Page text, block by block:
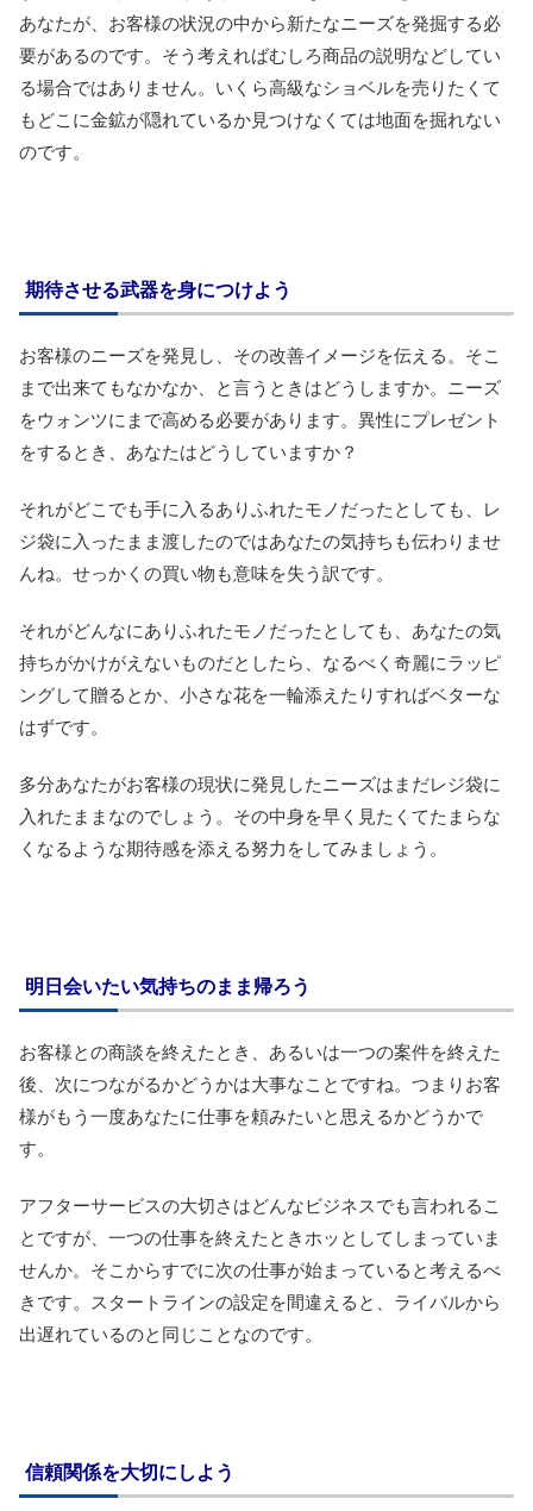
あなたが、お客様の状況の中から新たなニーズを発掘する必
要があるのです。そう考えればむしろ商品の説明などしてい
る場合ではありません。いくら高級なショベルを売りたくて
もどこに金鉱が隠れているか見つけなくては地面を掘れない
のです。
期待させる武器を身につけよう
お客様のニーズを発見し、その改善イメージを伝える。そこ
まで出来てもなかなか、と言うときはどうしますか。ニーズ
をウォンツにまで高める必要があります。異性にプレゼント
をするとき、あなたはどうしていますか？
それがどこでも手に入るありふれたモノだったとしても、レ
ジ袋に入ったまま渡したのではあなたの気持ちも伝わりませ
んね。せっかくの買い物も意味を失う訳です。
それがどんなにありふれたモノだったとしても、あなたの気
持ちがかけがえないものだとしたら、なるべく奇麗にラッピ
ングして贈るとか、小さな花を一輪添えたりすればベターな
はずです。
多分あなたがお客様の現状に発見したニーズはまだレジ袋に
入れたままなのでしょう。その中身を早く見たくてたまらな
くなるような期待感を添える努力をしてみましょう。
明日会いたい気持ちのまま帰ろう
お客様との商談を終えたとき、あるいは一つの案件を終えた
後、次につながるかどうかは大事なことですね。つまりお客
様がもう一度あなたに仕事を頼みたいと思えるかどうかで
す。
アフターサービスの大切さはどんなビジネスでも言われるこ
とですが、一つの仕事を終えたときホッとしてしまっていま
せんか。そこからすでに次の仕事が始まっていると考えるべ
きです。スタートラインの設定を間違えると、ライバルから
出遅れているのと同じことなのです。
信頼関係を大切にしよう